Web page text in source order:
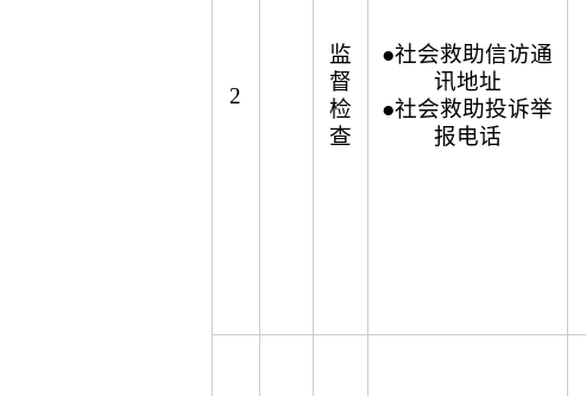
2
监
督
检
查
●社会救助信访通
讯地址
●社会救助投诉举
报电话